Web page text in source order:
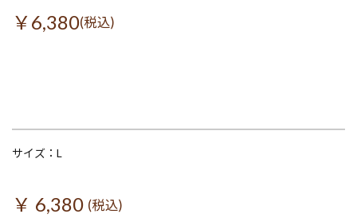
￥6,380(税込)
サイズ：L
￥ 6,380 (税込)